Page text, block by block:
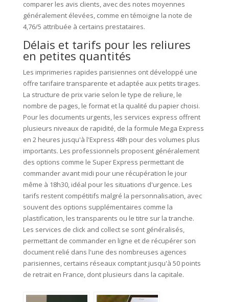
comparer les avis clients, avec des notes moyennes
généralement élevées, comme en témoigne la note de
4,76/5 attribuée à certains prestataires.
Délais et tarifs pour les reliures
en petites quantités
Les imprimeries rapides parisiennes ont développé une
offre tarifaire transparente et adaptée aux petits tirages.
La structure de prix varie selon le type de reliure, le
nombre de pages, le format et la qualité du papier choisi.
Pour les documents urgents, les services express offrent
plusieurs niveaux de rapidité, de la formule Mega Express
en 2 heures jusqu'à l'Express 48h pour des volumes plus
importants. Les professionnels proposent généralement
des options comme le Super Express permettant de
commander avant midi pour une récupération le jour
même à 18h30, idéal pour les situations d'urgence. Les
tarifs restent compétitifs malgré la personnalisation, avec
souvent des options supplémentaires comme la
plastification, les transparents ou le titre sur la tranche.
Les services de click and collect se sont généralisés,
permettant de commander en ligne et de récupérer son
document relié dans l'une des nombreuses agences
parisiennes, certains réseaux comptant jusqu'à 50 points
de retrait en France, dont plusieurs dans la capitale.